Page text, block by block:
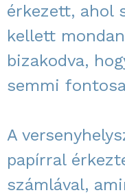
érkezett, ahol
kellett
bizakodva,
semmi
A
papírral
számlával,